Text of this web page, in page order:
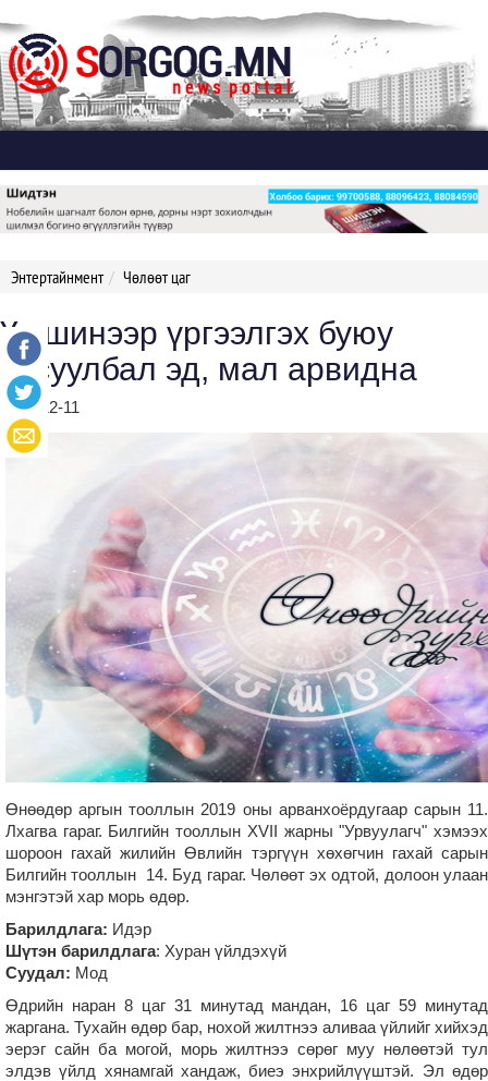
Энтертайнмент Чөлөөт цаг
Үс шинээр үргээлгэх буюу
засуулбал эд, мал арвидна
2019-12-11
Өнөөдөр аргын тооллын 2019 оны арванхоёрдугаар сарын 11.
Лхагва гараг. Билгийн тооллын XVII жарны "Урвуулагч" хэмээх
шороон гахай жилийн Өвлийн тэргүүн хөхөгчин гахай сарын
Билгийн тооллын 14. Буд гараг. Чөлөөт эх одтой, долоон улаан
мэнгэтэй хар морь өдөр.
Барилдлага: Идэр
Шүтэн барилдлага: Хуран үйлдэхүй
Суудал: Мод
Өдрийн наран 8 цаг 31 минутад мандан, 16 цаг 59 минутад
жаргана. Тухайн өдөр бар, нохой жилтнээ аливаа үйлийг хийхэд
эерэг сайн ба могой, морь жилтнээ сөрөг муу нөлөөтэй тул
элдэв үйлд хянамгай хандаж, биеэ энхрийлүүштэй. Эл өдөр